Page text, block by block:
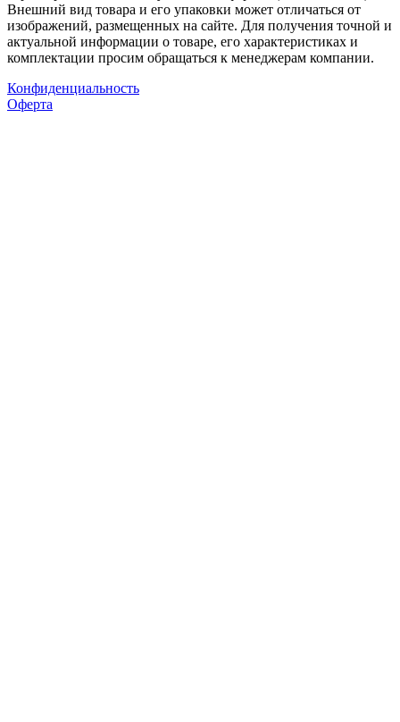
Внешний вид товара и его упаковки может отличаться от
изображений, размещенных на сайте. Для получения точной и
актуальной информации о товаре, его характеристиках и
комплектации просим обращаться к менеджерам компании.
Конфиденциальность
Оферта